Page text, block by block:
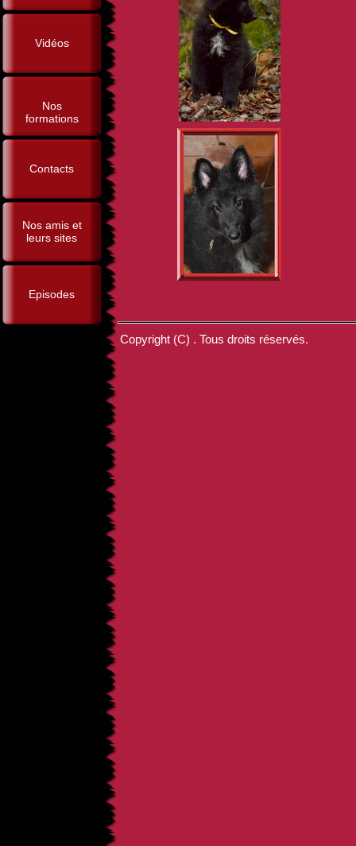
Vidéos
Nos
formations
Contacts
Nos amis et
leurs sites
Episodes
Copyright (C) . Tous droits réservés.